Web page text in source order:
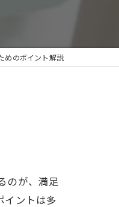
めのポイント解説
のが、満足
イントは多